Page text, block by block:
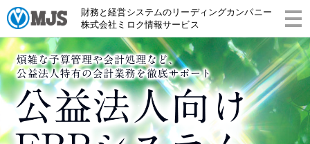
財務と経営システムのリーディングカンパニー
株式会社ミロク情報サービス